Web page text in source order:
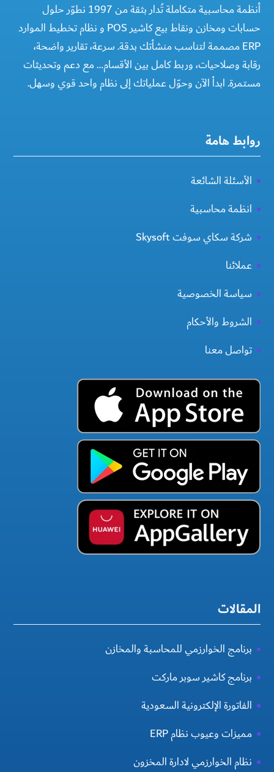
أنظمة محاسبية متكاملة تُدار بثقة من 1997 نطوّر حلول
حسابات ومخازن ونقاط بيع كاشير POS و نظام تخطيط الموارد
ERP مصممة لتناسب منشأتك بدقة. سرعة، تقارير واضحة،
رقابة وصلاحيات، وربط كامل بين الأقسام… مع دعم وتحديثات
مستمرة. ابدأ الآن وحوّل عملياتك إلى نظام واحد قوي وسهل.
روابط هامة
الأسئلة الشائعة
انظمة محاسبية
شركة سكاي سوفت Skysoft
عملائنا
سياسة الخصوصية
الشروط والأحكام
تواصل معنا
المقالات
برنامج الخوارزمي للمحاسبة والمخازن
برنامج كاشير سوبر ماركت
الفاتورة الإلكترونية السعودية
مميزات وعيوب نظام ERP
نظام الخوارزمي لادارة المخزون